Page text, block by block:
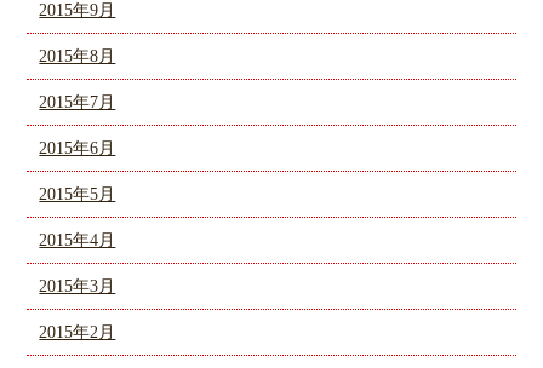
2015年9月
2015年8月
2015年7月
2015年6月
2015年5月
2015年4月
2015年3月
2015年2月